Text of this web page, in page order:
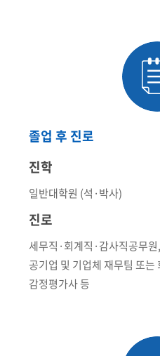
졸업 후 진로
진학
일반대학원 (석·박사)
진로
세무직·회계직·감사직공무
공기업 및 기업체 재무팀 또
감정평가사 등